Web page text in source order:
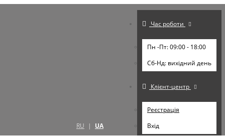
RU | UA
Час роботи
Пн -Пт: 09:00 - 18:00
Cб-Нд: вихідний день
Клієнт-центр
Реєстрація
Вхід